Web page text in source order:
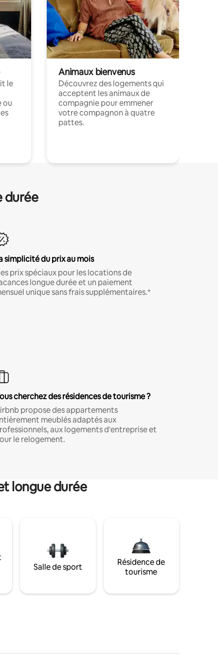
le
ou
Animaux bienvenus
Découvrez des logements qui
acceptent les animaux de
compagnie pour emmener
votre compagnon à quatre
pattes.
durée
simplicité du prix au mois
prix spéciaux pour les locations de
longue durée et un paiement
unique sans frais supplémentaires.*
cherchez des résidences de tourisme ?
propose des appartements
meublés adaptés aux
aux logements d'entreprise et
le relogement.
longue durée
Salle de sport
Résidence de
tourisme